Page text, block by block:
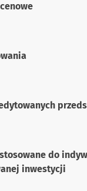
do
inwestycji